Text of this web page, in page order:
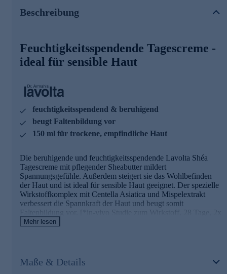
und parfumfrei.
online.
Beschreibung
Feuchtigkeitsspendende Tagescreme -
ideal für sensible Haut
feuchtigkeitsspendend & beruhigend
beugt Faltenbildung vor
150 ml für trockene, empfindliche Haut
Die beruhigende und feuchtigkeitsspendende Lavolta Shéa
Tagescreme mit pflegender Sheabutter mildert
Spannungsgefühle. Außerdem steigert sie das Wohlbefinden
der Haut und ist ideal für sensible Haut geeignet. Der spezielle
Wirkstoffkomplex mit Centella Asiatica und Mispelextrakt
verbessert die Spannkraft der Haut und beugt somit
Faltenbildung vor. [*in-vivo Studie zum Wirkstoff, 28 Tage, 2x
tägliche Anwendung] Die Hautverträglichkeit der Creme ist
Nutzen Sie die Gelegenheit und bestellen Sie bequem
online.
Mehr lesen
Maße & Details